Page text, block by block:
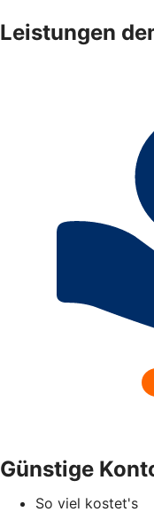
Leistungen
Günstige
So viel kostet's